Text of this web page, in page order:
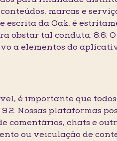
marcas e
escrita da Oak, é
tal conduta. 8.6.
a elementos do
é importante que todos
Nossas plataformas
comentários, chats e
ou veiculação de